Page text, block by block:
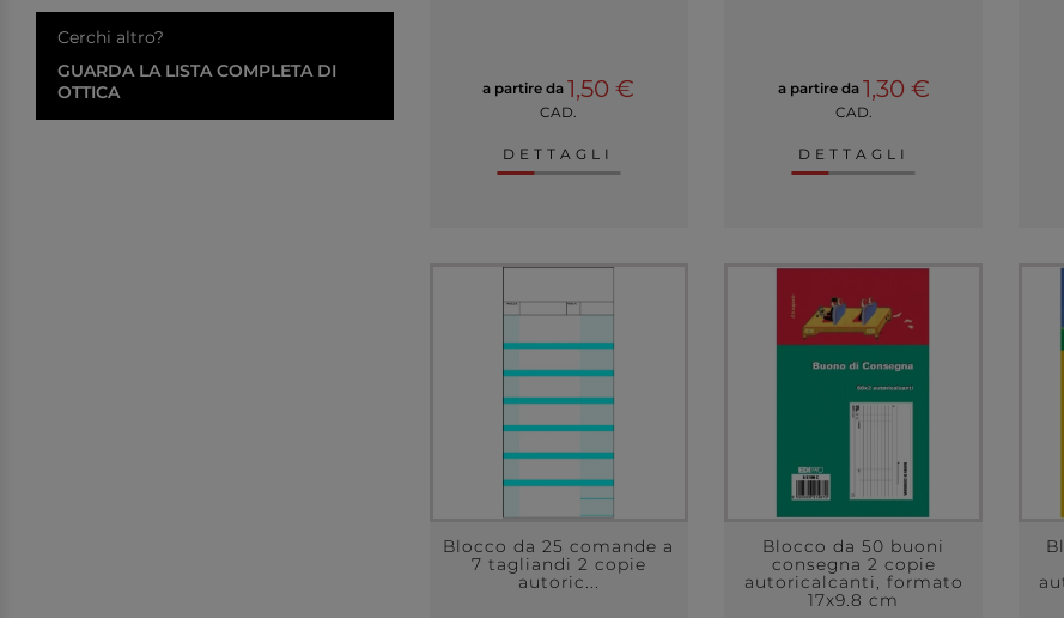
Cerchi altro?
GUARDA LA LISTA COMPLETA DI
OTTICA
a partire da 1,50 €
CAD.
DETTAGLI
a partire da 1,30 €
CAD.
DETTAGLI
Blocco da 25 comande a
7 tagliandi 2 copie
autoric...
Blocco da 50 buoni
consegna 2 copie
autoricalcanti, formato
17x9.8 cm